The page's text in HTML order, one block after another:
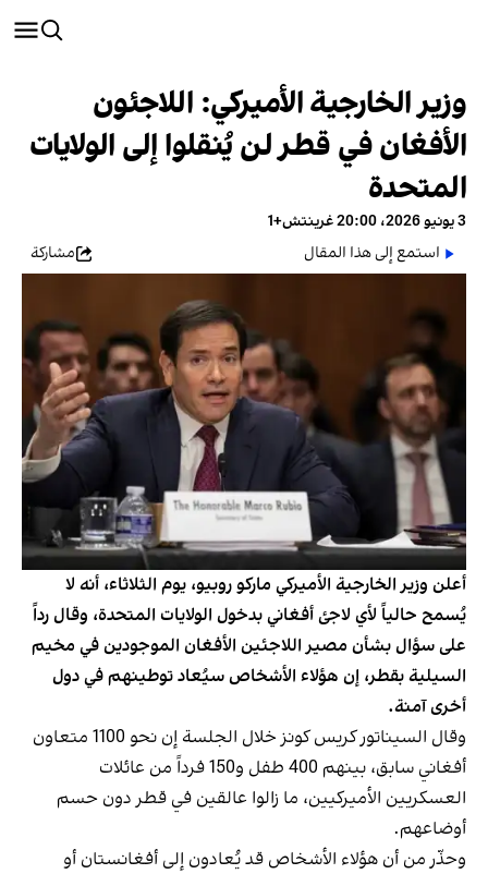
وزير الخارجية الأميركي: اللاجئون
الأفغان في قطر لن يُنقلوا إلى الولايات
المتحدة
3 يونيو 2026، 20:00 غرينتش+1
استمع إلى هذا المقال
مشاركة
أعلن وزير الخارجية الأميركي ماركو روبيو، يوم الثلاثاء، أنه لا
يُسمح حالياً لأي لاجئ أفغاني بدخول الولايات المتحدة، وقال رداً
على سؤال بشأن مصير اللاجئين الأفغان الموجودين في مخيم
السيلية بقطر، إن هؤلاء الأشخاص سيُعاد توطينهم في دول
أخرى آمنة.
وقال السيناتور كريس كونز خلال الجلسة إن نحو 1100 متعاون
أفغاني سابق، بينهم 400 طفل و150 فرداً من عائلات
العسكريين الأميركيين، ما زالوا عالقين في قطر دون حسم
أوضاعهم.
وحذّر من أن هؤلاء الأشخاص قد يُعادون إلى أفغانستان أو